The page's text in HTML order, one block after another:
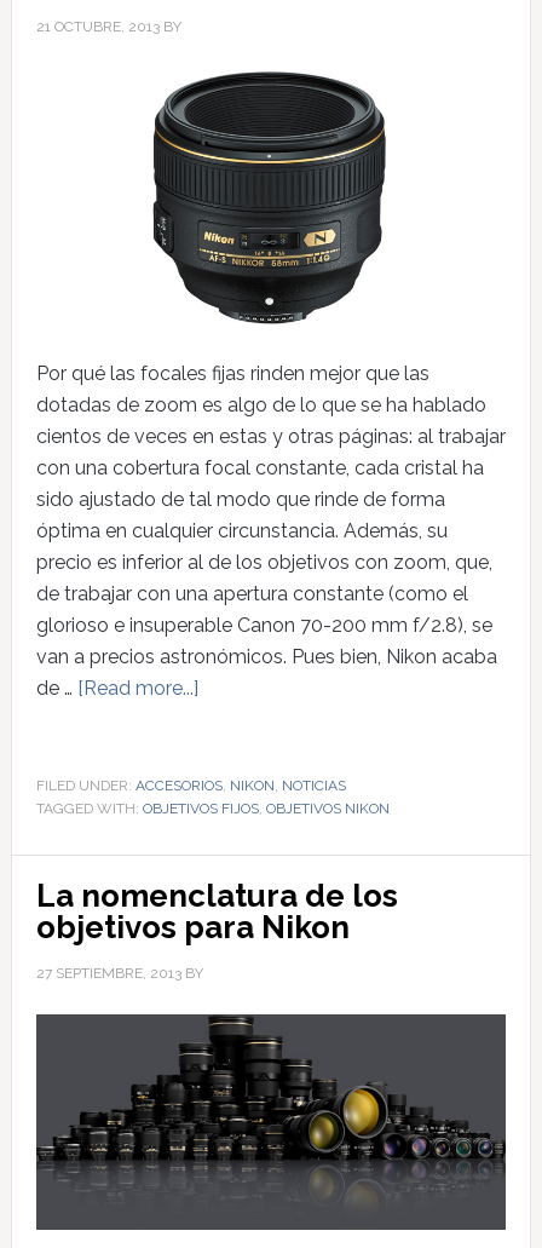
21 OCTUBRE, 2013BY
Por qué las focales fijas rinden mejor que las
dotadas de zoom es algo de lo que se ha hablado
cientos de veces en estas y otras páginas: al trabajar
con una cobertura focal constante, cada cristal ha
sido ajustado de tal modo que rinde de forma
óptima en cualquier circunstancia. Además, su
precio es inferior al de los objetivos con zoom, que,
de trabajar con una apertura constante (como el
glorioso e insuperable Canon 70-200 mm f/2.8), se
van a precios astronómicos. Pues bien, Nikon acaba
de … [Read more...]
FILED UNDER: ACCESORIOS, NIKON NOTICIAS
TAGGED WITH: OBJETIVOS FIJOS, OBJETIVOS NIKON
La nomenclatura de los
objetivos para Nikon
27 SEPTIEMBRE, 2013BY